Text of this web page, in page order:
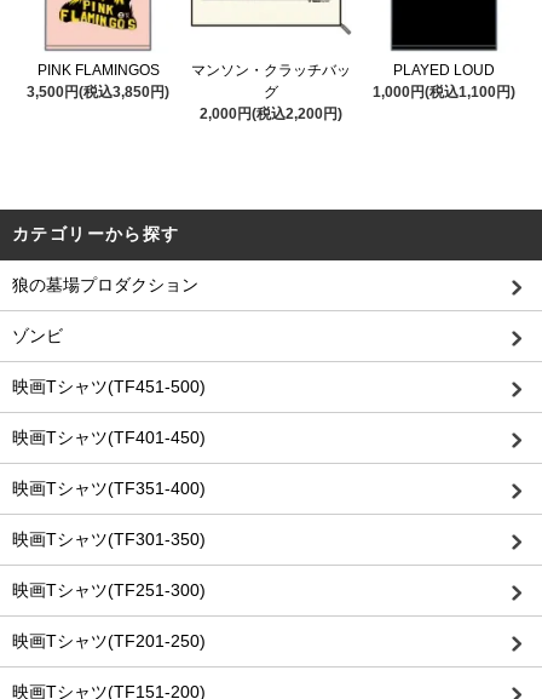
PINK FLAMINGOS
3,500円(税込3,850円)
マンソン・クラッチバッ
グ
2,000円(税込2,200円)
PLAYED LOUD
1,000円(税込1,100円)
カテゴリーから探す
狼の墓場プロダクション
ゾンビ
映画Tシャツ(TF451-500)
映画Tシャツ(TF401-450)
映画Tシャツ(TF351-400)
映画Tシャツ(TF301-350)
映画Tシャツ(TF251-300)
映画Tシャツ(TF201-250)
映画Tシャツ(TF151-200)